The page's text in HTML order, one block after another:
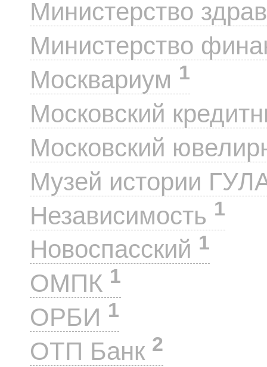
Министерство
Министерство
Москвариум 1
Московский
Московский
Музей истории
Независимость 1
Новоспасский 1
ОМПК 1
ОРБИ 1
ОТП Банк 2